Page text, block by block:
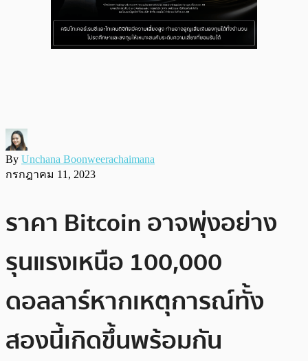
By Unchana Boonweerachaimana
กรกฎาคม 11, 2023
ราคา Bitcoin อาจพุ่งอย่าง
รุนแรงเหนือ 100,000
ดอลลาร์หากเหตุการณ์ทั้ง
สองนี้เกิดขึ้นพร้อมกัน